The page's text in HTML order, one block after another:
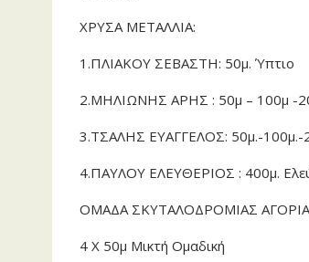
ΧΡΥΣΑ ΜΕΤΑΛΛΙΑ:
1.ΠΛΙΑΚΟΥ ΣΕΒΑΣΤΗ: 50μ. Ύπτιο
2.ΜΗΛΙΩΝΗΣ ΑΡΗΣ : 50μ – 100μ -
3.ΤΣΑΛΗΣ ΕΥΑΓΓΕΛΟΣ: 50μ.-100μ.-
4.ΠΑΥΛΟΥ ΕΛΕΥΘΕΡΙΟΣ : 400μ.
ΟΜΑΔΑ ΣΚΥΤΑΛΟΔΡΟΜΙΑΣ ΑΓΟΡΙΑ
4 Χ 50μ Μικτή Ομαδική